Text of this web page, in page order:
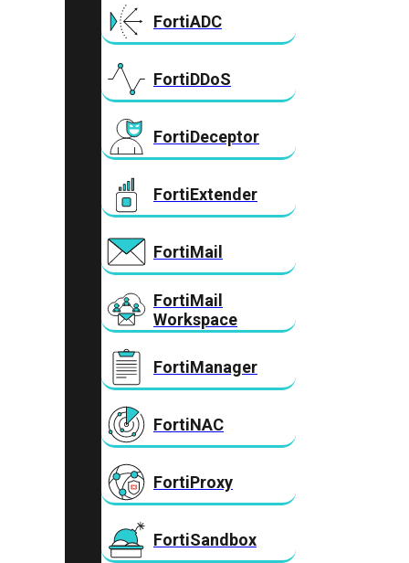
FortiADC
FortiDDoS
FortiDeceptor
FortiExtender
FortiMail
FortiMail
Workspace
FortiManager
FortiNAC
FortiProxy
FortiSandbox